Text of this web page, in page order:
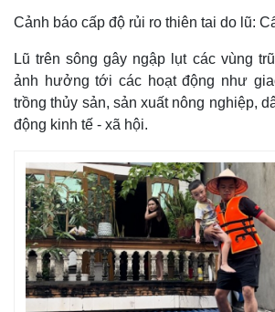
Thế giới
Quan sát
Cuộc sống đó đây
Hồ sơ
Video
Ảnh
E-
Cảnh báo cấp độ rủi ro thiên tai do lũ:
Lũ trên sông gây ngập lụt các vùng
ảnh hưởng tới các hoạt động như
trồng thủy sản, sản xuất nông nghiệp,
động kinh tế - xã hội.